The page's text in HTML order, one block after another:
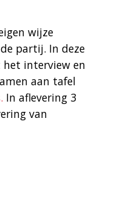
wijze
partij. In deze
het interview en
aan tafel
In aflevering 3
van